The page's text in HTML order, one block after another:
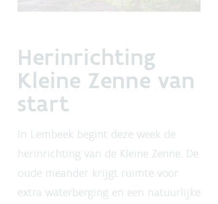
Herinrichting
Kleine Zenne van
start
In Lembeek begint deze week de
herinrichting van de Kleine Zenne. De
oude meander krijgt ruimte voor
extra waterberging en een natuurlijke